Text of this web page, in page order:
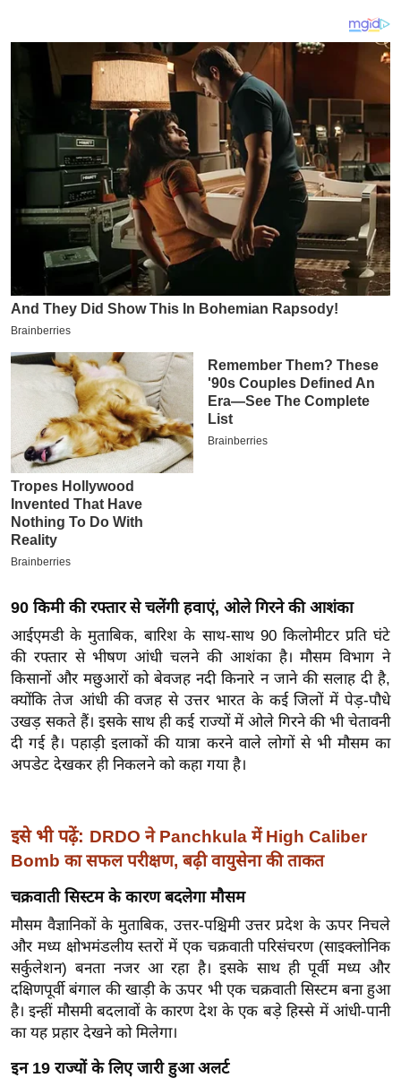
ब
ल
क्रि
ट
2
0
2
म
ई
-
पे
प
मि
सा
ल
बे
मि
सा
ल
य
त
यं
ग
इं
डि
या
सा
हि
90 किमी की रफ्तार से चलेंगी हवाएं, ओले गिरने की आशंका
आईएमडी के मुताबिक, बारिश के साथ-साथ 90 किलोमीटर प्रति घंटे
की रफ्तार से भीषण आंधी चलने की आशंका है। मौसम विभाग ने
किसानों और मछुआरों को बेवजह नदी किनारे न जाने की सलाह दी है,
क्योंकि तेज आंधी की वजह से उत्तर भारत के कई जिलों में पेड़-पौधे
उखड़ सकते हैं। इसके साथ ही कई राज्यों में ओले गिरने की भी चेतावनी
दी गई है। पहाड़ी इलाकों की यात्रा करने वाले लोगों से भी मौसम का
अपडेट देखकर ही निकलने को कहा गया है।
इसे भी पढ़ें: DRDO ने Panchkula में High Caliber
Bomb का सफल परीक्षण, बढ़ी वायुसेना की ताकत
चक्रवाती सिस्टम के कारण बदलेगा मौसम
मौसम वैज्ञानिकों के मुताबिक, उत्तर-पश्चिमी उत्तर प्रदेश के ऊपर निचले
और मध्य क्षोभमंडलीय स्तरों में एक चक्रवाती परिसंचरण (साइक्लोनिक
सर्कुलेशन) बनता नजर आ रहा है। इसके साथ ही पूर्वी मध्य और
दक्षिणपूर्वी बंगाल की खाड़ी के ऊपर भी एक चक्रवाती सिस्टम बना हुआ
है। इन्हीं मौसमी बदलावों के कारण देश के एक बड़े हिस्से में आंधी-पानी
का यह प्रहार देखने को मिलेगा।
इन 19 राज्यों के लिए जारी हुआ अलर्ट